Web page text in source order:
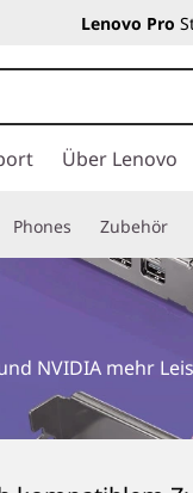
Lenovo Pro
Über Lenovo
Phones Zubehör
NVIDIA mehr